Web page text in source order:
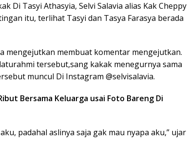
Di Tasyi Athasyia, Selvi Salavia alias Kak Cheppy
itu, terlihat Tasyi dan Tasya Farasya berada
mengejutkan membuat komentar mengejutkan.
tersebut,sang kakak menegurnya sama
muncul Di Instagram @selvisalavia.
Bersama Keluarga usai Foto Bareng Di
padahal aslinya saja gak mau nyapa aku,” ujar